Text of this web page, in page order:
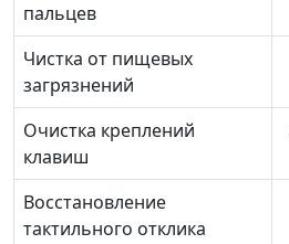
пальцев
Чистка от пищевых
загрязнений
Очистка креплений
клавиш
Восстановление
тактильного отклика